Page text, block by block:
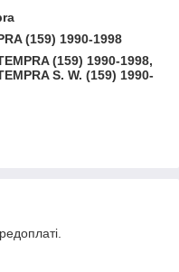
(159) 1990-1998
(159) 1990-1998,
S. W. (159) 1990-